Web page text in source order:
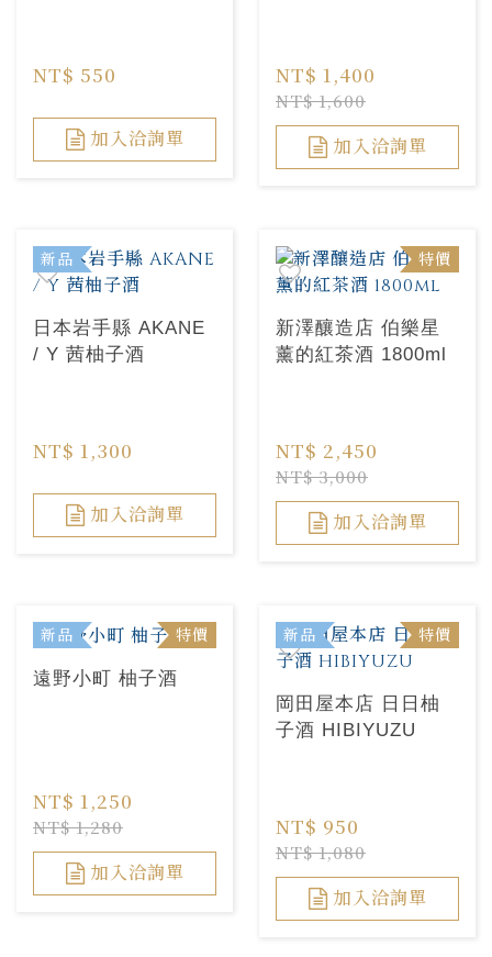
NT$ 550
加入洽詢單
NT$ 1,400
NT$ 1,600
加入洽詢單
新品
日本岩手縣 AKANE
/ Y 茜柚子酒
NT$ 1,300
加入洽詢單
特價
新澤釀造店 伯樂星
薰的紅茶酒 1800ml
NT$ 2,450
NT$ 3,000
加入洽詢單
新品 特價
遠野小町 柚子酒
NT$ 1,250
NT$ 1,280
加入洽詢單
新品 特價
岡田屋本店 日日柚
子酒 HIBIYUZU
NT$ 950
NT$ 1,080
加入洽詢單